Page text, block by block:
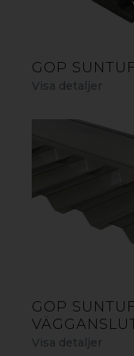
GOP
Visa detaljer
GOP SUNTUF
Visa detaljer
med mycket
på materialets
inte ställs något
trapetstak
vårt skandinaviska
sortiment av
livslängd och ger